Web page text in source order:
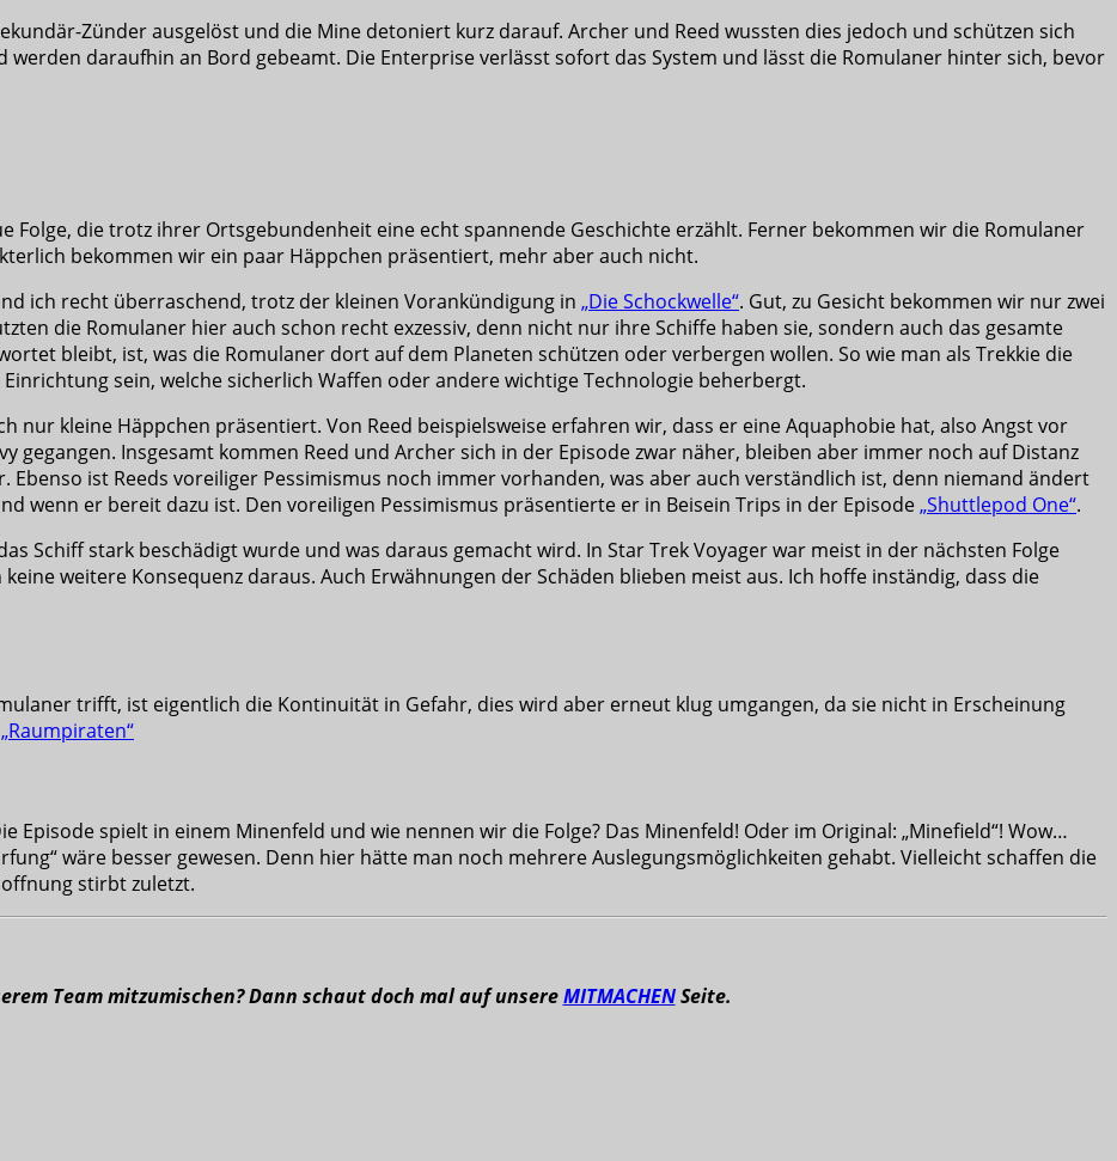
Zünder ausgelöst und die Mine detoniert kurz darauf. Archer und Reed wussten dies jedoch und schützen sich
daraufhin an Bord gebeamt. Die Enterprise verlässt sofort das System und lässt die Romulaner hinter sich, bevor
Folge, die trotz ihrer Ortsgebundenheit eine echt spannende Geschichte erzählt. Ferner bekommen wir die Romulaner
bekommen wir ein paar Häppchen präsentiert, mehr aber auch nicht.
ich recht überraschend, trotz der kleinen Vorankündigung in „Die Schockwelle“. Gut, zu Gesicht bekommen wir nur zwei
die Romulaner hier auch schon recht exzessiv, denn nicht nur ihre Schiffe haben sie, sondern auch das gesamte
bleibt, ist, was die Romulaner dort auf dem Planeten schützen oder verbergen wollen. So wie man als Trekkie die
sein, welche sicherlich Waffen oder andere wichtige Technologie beherbergt.
nur kleine Häppchen präsentiert. Von Reed beispielsweise erfahren wir, dass er eine Aquaphobie hat, also Angst vor
gegangen. Insgesamt kommen Reed und Archer sich in der Episode zwar näher, bleiben aber immer noch auf Distanz
ist Reeds voreiliger Pessimismus noch immer vorhanden, was aber auch verständlich ist, denn niemand ändert
wenn er bereit dazu ist. Den voreiligen Pessimismus präsentierte er in Beisein Trips in der Episode„Shuttlepod One“.
Schiff stark beschädigt wurde und was daraus gemacht wird. In Star Trek Voyager war meist in der nächsten Folge
weitere Konsequenz daraus. Auch Erwähnungen der Schäden blieben meist aus. Ich hoffe inständig, dass die
trifft, ist eigentlich die Kontinuität in Gefahr, dies wird aber erneut klug umgangen, da sie nicht in Erscheinung
„Raumpiraten“
Episode spielt in einem Minenfeld und wie nennen wir die Folge? Das Minenfeld! Oder im Original: „Minefield“! Wow…
wäre besser gewesen. Denn hier hätte man noch mehrere Auslegungsmöglichkeiten gehabt. Vielleicht schaffen die
stirbt zuletzt.
Team mitzumischen? Dann schaut doch mal auf unsereMITMACHENSeite.